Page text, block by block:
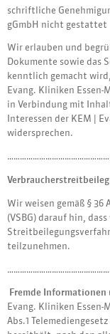
schriftliche
gGmbH nicht gestattet
Wir erlauben und
Dokumente sowie das
kenntlich gemacht
Evang. Kliniken
in Verbindung mit
Interessen der KEM |
widersprechen.
Wir weisen gemäß § 36
(VSBG) darauf hin,
teilzunehmen.
Fremde Informationen
Evang. Kliniken
Abs.1